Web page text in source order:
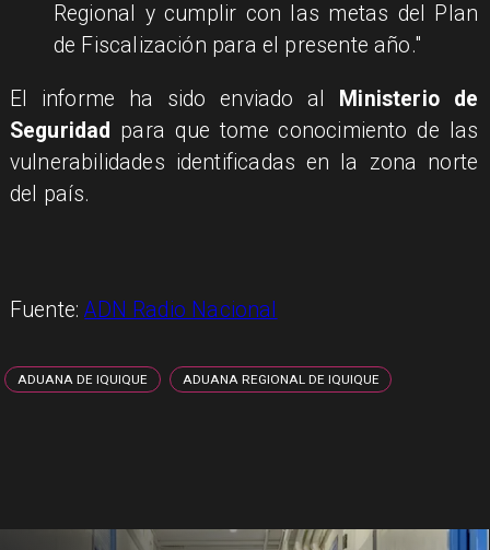
Regional y cumplir con las metas del Plan
de Fiscalización para el presente año."
El informe ha sido enviado al
Ministerio de
Seguridad para que tome conocimiento de las
vulnerabilidades identificadas en la zona norte
del país.
Fuente:ADN Radio Nacional
ADUANA DE IQUIQUE ADUANA REGIONAL DE IQUIQUE